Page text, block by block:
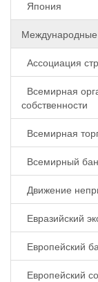
Япония
Международные
Ассоциация
Всемирная
собственности
Всемирная
Всемирный
Движение
Евразийский
Европейский
Европейский